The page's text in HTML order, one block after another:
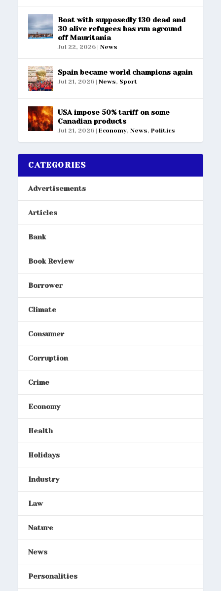
Boat with supposedly 130 dead and
30 alive refugees has run aground
off Mauritania
Jul 22, 2026 |News
Spain became world champions again
Jul 21, 2026 |News, Sport
USA impose 50% tariff on some
Canadian products
Jul 21, 2026 |Economy,News,Politics
CATEGORIES
Advertisements
Articles
Bank
Book Review
Borrower
Climate
Consumer
Corruption
Crime
Economy
Health
Holidays
Industry
Law
Nature
News
Personalities